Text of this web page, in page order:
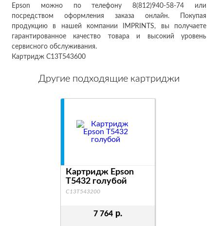
Epson можно по телефону 8(812)940-58-74 или
посредством оформления заказа онлайн. Покупая
продукцию в нашей компании IMPRINTS, вы получаете
гарантированное качество товара и высокий уровень
сервисного обслуживания.
Картридж C13T543600
Другие подходящие картриджи
7 764 р.
Картридж Epson
T5432 голубой
C13T543200